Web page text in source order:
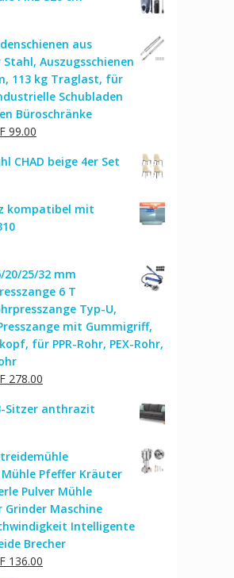
aus
Auszugsschienen
113 kg Traglast, für
Schubladen
Büroschränke
99.00
ist:
CHAD beige 4er Set
kompatibel mit
20/25/32 mm
6 T
Typ-U,
mit Gummigriff,
für PPR-Rohr, PEX-Rohr,
278.00
ist:
Sitzer anthrazit
Pfeffer Kräuter
Pulver Mühle
Maschine
Intelligente
Brecher
136.00